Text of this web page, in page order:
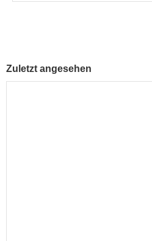
Zuletzt angesehen